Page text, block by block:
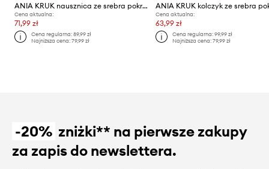
ANIA KRUK nausznica ze srebra pokrytego złotem ROCK IT
Cena aktualna:
71,99 zł
Cena regularna:89,99 zł
Najniższa cena:79,99 zł
Cena aktualna:
63,99 zł
Cena regularna: 99,99 zł
Najniższa cena: 79,99 zł
-20% zniżki** na pierwsze zakupy
za zapis do newslettera.